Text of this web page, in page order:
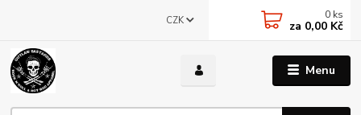
Menu
CZK 0 ks
za 0,00 Kč